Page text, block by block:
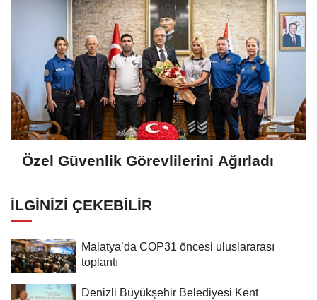
Özel Güvenlik Görevlilerini Ağırladı
İLGINIZI ÇEKEBILIR
Malatya’da COP31 öncesi uluslararası
toplantı
Denizli Büyükşehir Belediyesi Kent